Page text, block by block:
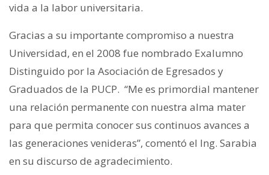
vida a la labor universitaria.
Gracias a su importante compromiso a nuestra
Universidad, en el 2008 fue nombrado Exalumno
Distinguido por la Asociación de Egresados y
Graduados de la PUCP. “Me es primordial mantener
una relación permanente con nuestra alma mater
para que permita conocer sus continuos avances a
las generaciones venideras”, comentó el Ing. Sarabia
en su discurso de agradecimiento.